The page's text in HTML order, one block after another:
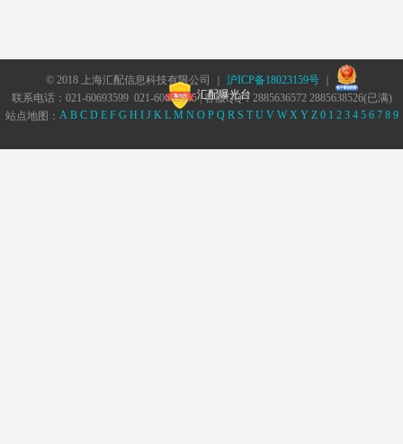
© 2018 上海汇配信息科技有限公司 ｜ 沪ICP备18023159号｜
汇配曝光台
联系电话：021-60693599 021-60693555 | 客服QQ：2885636572 2885638526(已满)
站点地图： A B C D E F G H I J K L M N O P Q R S T U V W X Y Z 0 1 2 3 4 5 6 7 8 9